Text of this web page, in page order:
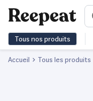
Tous nos produits
Accueil Tous les produits